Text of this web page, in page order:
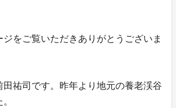
ジをご覧いただきありがとうございま
田祐司です。昨年より地元の養老渓谷